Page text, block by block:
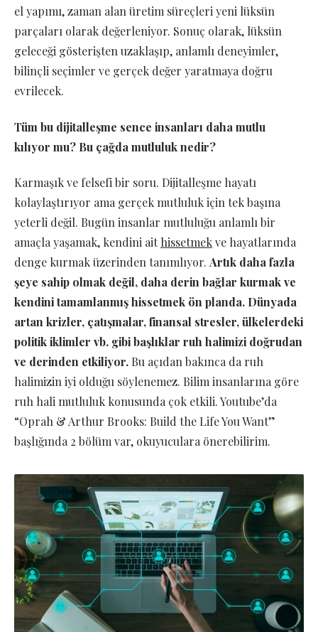
el yapımı, zaman alan üretim süreçleri yeni lüksün
parçaları olarak değerleniyor. Sonuç olarak, lüksün
geleceği gösterişten uzaklaşıp, anlamlı deneyimler,
bilinçli seçimler ve gerçek değer yaratmaya doğru
evrilecek.
Tüm bu dijitalleşme sence insanları daha mutlu
kılıyor mu? Bu çağda mutluluk nedir?
Karmaşık ve felsefi bir soru. Dijitalleşme hayatı
kolaylaştırıyor ama gerçek mutluluk için tek başına
yeterli değil. Bugün insanlar mutluluğu anlamlı bir
amaçla yaşamak, kendini aithissetmekve hayatlarında
denge kurmak üzerinden tanımlıyor. Artık daha fazla
şeye sahip olmak değil, daha derin bağlar kurmak ve
kendini tamamlanmış hissetmek ön planda. Dünyada
artan krizler, çatışmalar, finansal stresler, ülkelerdeki
politik iklimler vb. gibi başlıklar ruh halimizi doğrudan
ve derinden etkiliyor. Bu açıdan bakınca da ruh
halimizin iyi olduğu söylenemez. Bilim insanlarına göre
ruh hali mutluluk konusunda çok etkili. Youtube’da
“Oprah & Arthur Brooks: Build the Life You Want”
başlığında 2 bölüm var, okuyuculara önerebilirim.